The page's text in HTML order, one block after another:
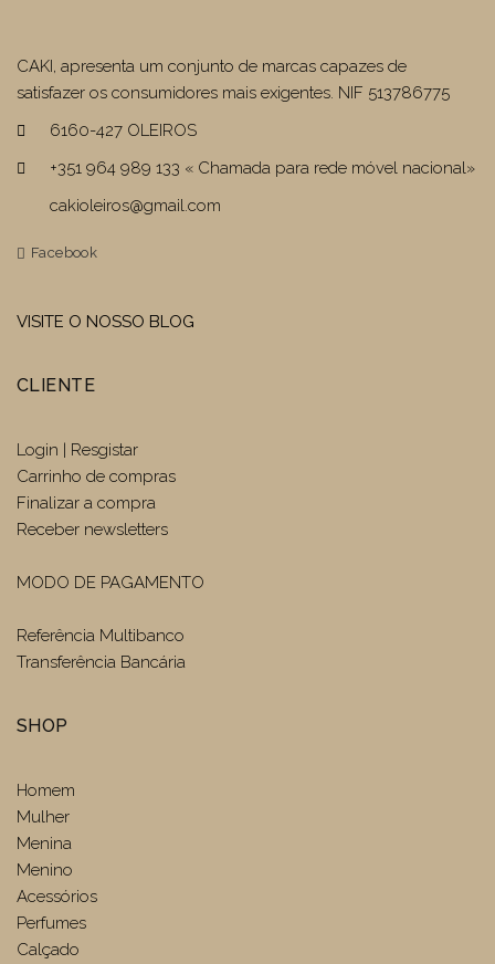
CAKI, apresenta um conjunto de marcas capazes de
satisfazer os consumidores mais exigentes. NIF 513786775
6160-427 OLEIROS
+351 964 989 133 « Chamada para rede móvel nacional»
cakioleiros@gmail.com
Facebook
VISITE O NOSSO BLOG
CLIENTE
Login | Resgistar
Carrinho de compras
Finalizar a compra
Receber newsletters
MODO DE PAGAMENTO
Referência Multibanco
Transferência Bancária
SHOP
Homem
Mulher
Menina
Menino
Acessórios
Perfumes
Calçado